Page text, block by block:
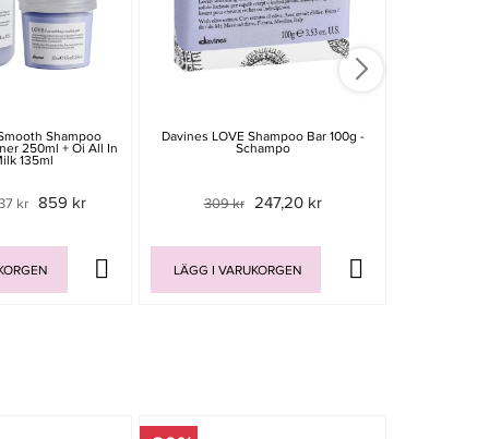
Shampoo
250ml + Oi All In
135ml
kr 859 kr
Davines LOVE Shampoo Bar 100g -
Schampo
309 kr 247,20 kr
LÄGG I VARUKORGEN